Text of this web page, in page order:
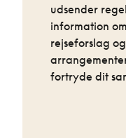
udsender
information
rejseforslag
fortryde dit